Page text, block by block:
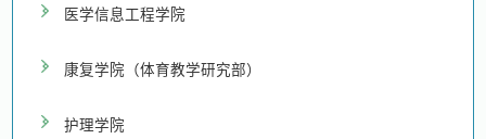
医学信息工程学院
康复学院（体育教学研究部）
护理学院